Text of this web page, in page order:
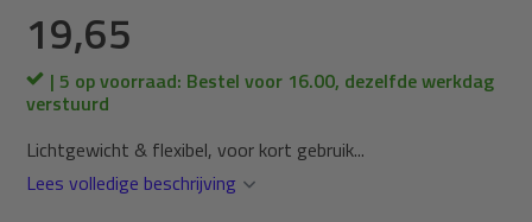
19,65
| 5 op voorraad: Bestel voor 16.00, dezelfde werkdag
verstuurd
Lichtgewicht & flexibel, voor kort gebruik...
Lees volledige beschrijving